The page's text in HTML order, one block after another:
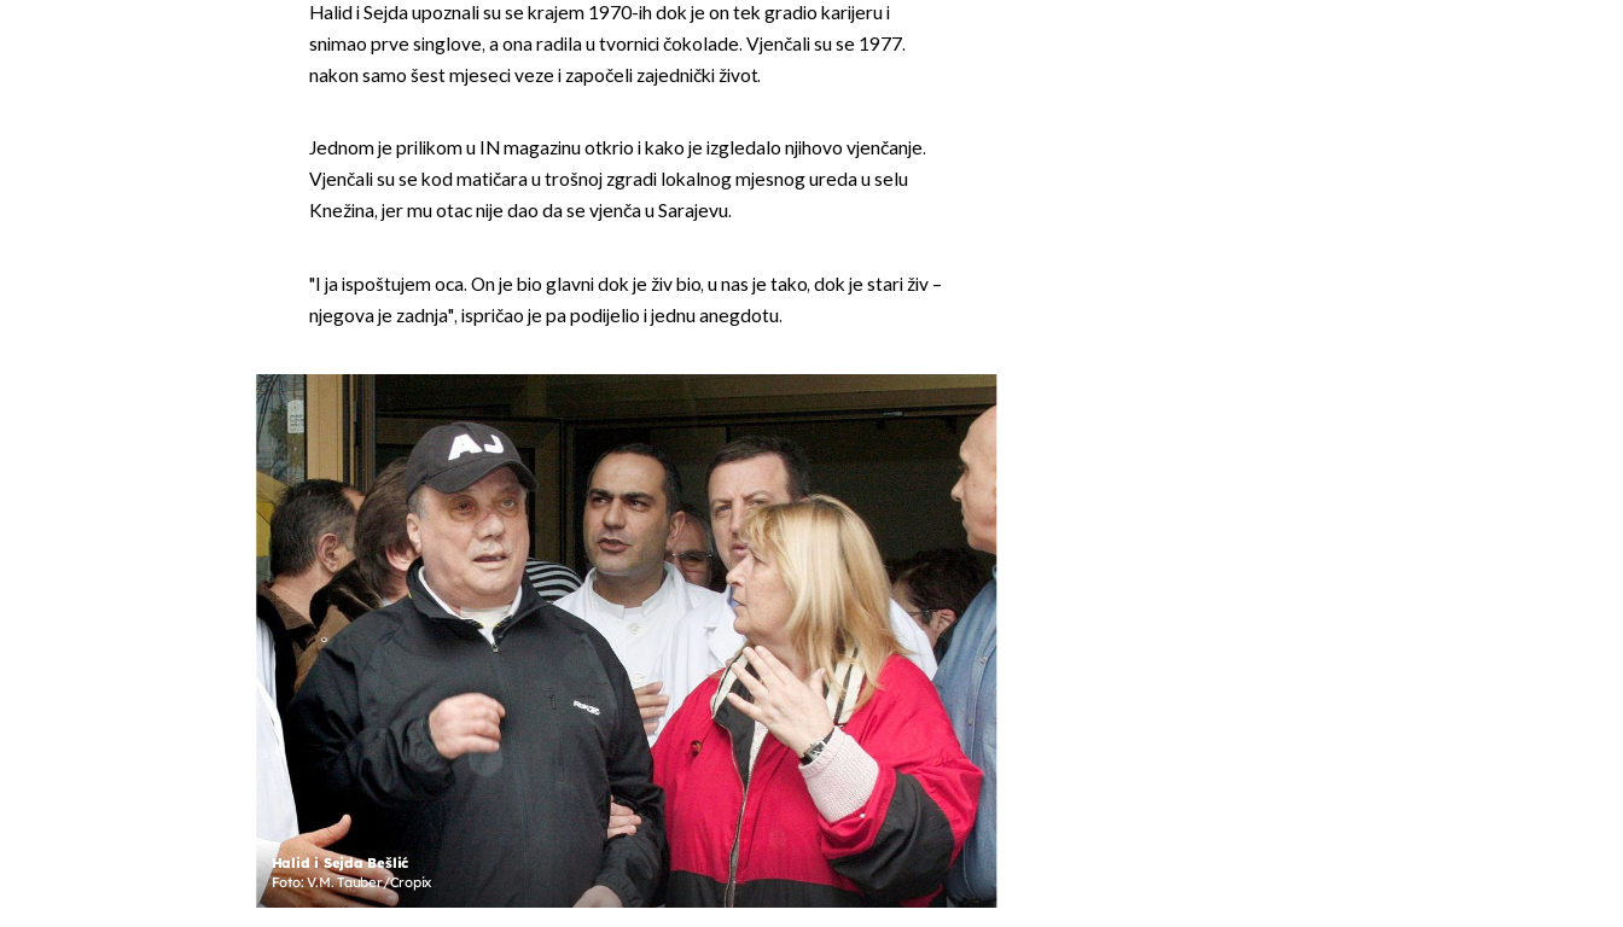
Halid i Sejda upoznali su se krajem 1970-ih dok je on tek gradio karijeru i
snimao prve singlove, a ona radila u tvornici čokolade. Vjenčali su se 1977.
nakon samo šest mjeseci veze i započeli zajednički život.
Jednom je prilikom u IN magazinu otkrio i kako je izgledalo njihovo vjenčanje.
Vjenčali su se kod matičara u trošnoj zgradi lokalnog mjesnog ureda u selu
Knežina, jer mu otac nije dao da se vjenča u Sarajevu.
"I ja ispoštujem oca. On je bio glavni dok je živ bio, u nas je tako, dok je stari živ –
njegova je zadnja", ispričao je pa podijelio i jednu anegdotu.
Halid i Sejda Bešlić
Foto: V.M. Tauber/Cropix